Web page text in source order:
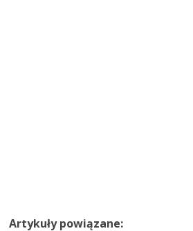
Artykuły powiązane: